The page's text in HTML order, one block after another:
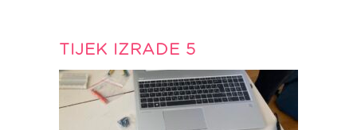
TIJEK IZRADE 5